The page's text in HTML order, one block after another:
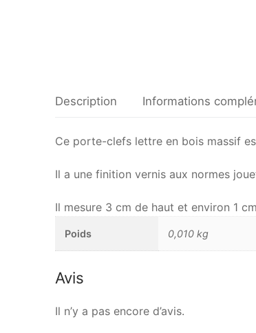
Description Informations
Ce porte-clefs lettre en bois massif
Il a une finition vernis aux normes
Il mesure 3 cm de haut et environ 1
Poids 0,010 kg
Avis
Il n’y a pas encore d’avis.